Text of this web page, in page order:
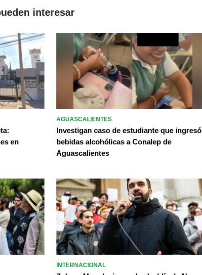
interesar
en
AGUASCALIENTES
Investigan caso de estudiante que ingresó
bebidas alcohólicas a Conalep de
Aguascalientes
INTERNACIONAL